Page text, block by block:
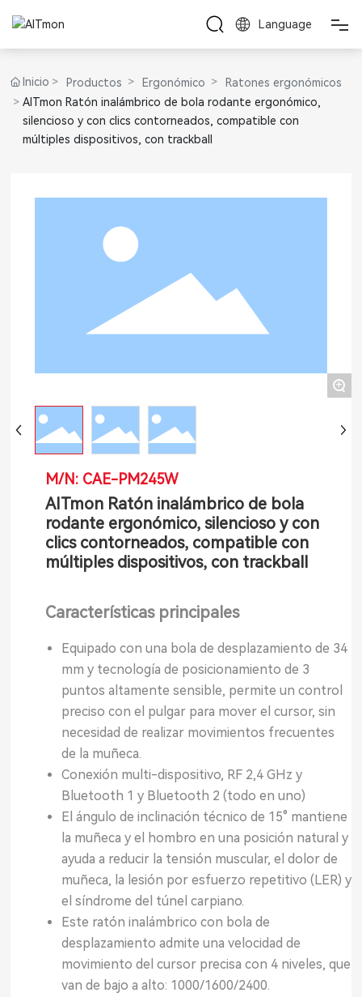
PRODUCTOS
COMPAÑÍA
CONTÁCTENOS
Language
Inicio Productos Ergonómico
Ratones ergonómicos
AITmon Ratón inalámbrico de bola rodante ergonómico,
silencioso y con clics contorneados, compatible con
múltiples dispositivos, con trackball
+
M/N: CAE-PM245W
AITmon Ratón inalámbrico de bola
rodante ergonómico, silencioso y con
clics contorneados, compatible con
múltiples dispositivos, con trackball
Características principales
Equipado con una bola de desplazamiento de 34
mm y tecnología de posicionamiento de 3
puntos altamente sensible, permite un control
preciso con el pulgar para mover el cursor, sin
necesidad de realizar movimientos frecuentes
de la muñeca.
Conexión multi-dispositivo, RF 2,4 GHz y
Bluetooth 1 y Bluetooth 2 (todo en uno)
El ángulo de inclinación técnico de 15° mantiene
la muñeca y el hombro en una posición natural y
ayuda a reducir la tensión muscular, el dolor de
muñeca, la lesión por esfuerzo repetitivo (LER) y
el síndrome del túnel carpiano.
Este ratón inalámbrico con bola de
desplazamiento admite una velocidad de
movimiento del cursor precisa con 4 niveles, que
van de bajo a alto: 1000/1600/2400.